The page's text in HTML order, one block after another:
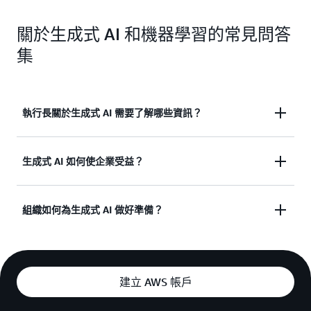
關於生成式 AI 和機器學習的常見問答
集
執行長關於生成式 AI 需要了解哪些資訊？
生成式 AI 正在改變商業世界，從日常營運到策略規
以有效的方式進行實作至關重要。
生成式 AI 模型會根據大量資料集進行訓練，讓它們
能夠產生從文字到設計模式的連貫情境相關輸出。它
們可以預測潛在的結果，甚至可以建立類似人類的對
話和回應。
生成式 AI 如何使企業受益？
生成式 AI 為企業帶來獨特的優勢，從根本上變革了
營運效率：生成式 AI 可自動化內容產生和客戶支
援等業務程序，從而改善生產力。藉由處理重複
組織如何為生成式 AI 做好準備？
是關鍵的一步。也就是說，這項準
備工作需要一種策略性和精心策劃的方法。
建立 AWS 帳戶